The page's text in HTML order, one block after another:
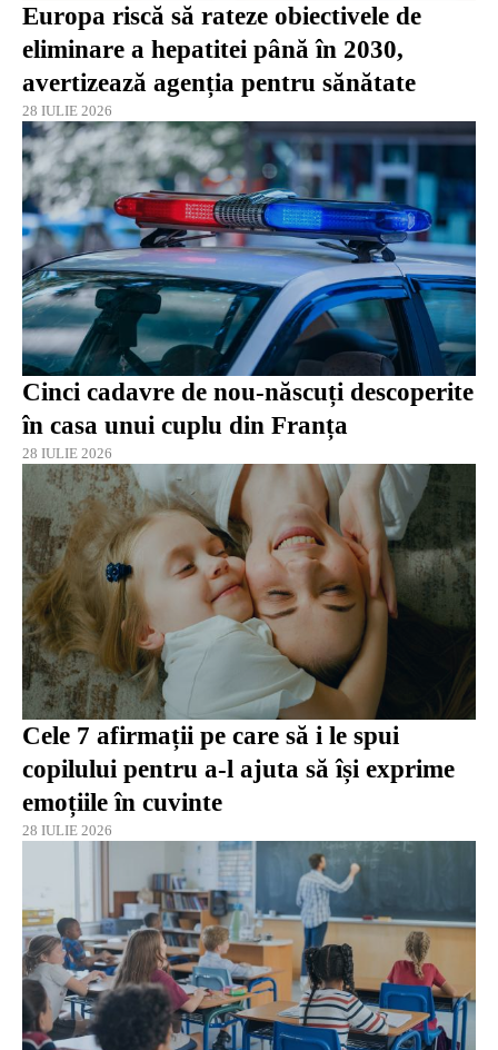
Europa riscă să rateze obiectivele de
eliminare a hepatitei până în 2030,
avertizează agenția pentru sănătate
28 IULIE 2026
Cinci cadavre de nou-născuți descoperite
în casa unui cuplu din Franța
28 IULIE 2026
Cele 7 afirmații pe care să i le spui
copilului pentru a-l ajuta să își exprime
emoțiile în cuvinte
28 IULIE 2026